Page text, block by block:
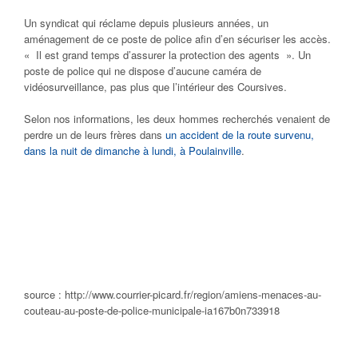
Un syndicat qui réclame depuis plusieurs années, un
aménagement de ce poste de police afin d’en sécuriser les accès.
« Il est grand temps d’assurer la protection des agents ». Un
poste de police qui ne dispose d’aucune caméra de
vidéosurveillance, pas plus que l’intérieur des Coursives.
Selon nos informations, les deux hommes recherchés venaient de
perdre un de leurs frères dans un accident de la route survenu,
dans la nuit de dimanche à lundi, à Poulainville.
source : http://www.courrier-picard.fr/region/amiens-menaces-au-
couteau-au-poste-de-police-municipale-ia167b0n733918